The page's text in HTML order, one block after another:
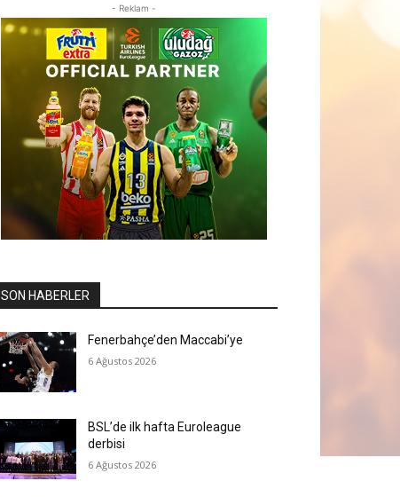
- Reklam -
SON HABERLER
Fenerbahçe’den Maccabi’ye
6 Ağustos 2026
BSL’de ilk hafta Euroleague
derbisi
6 Ağustos 2026